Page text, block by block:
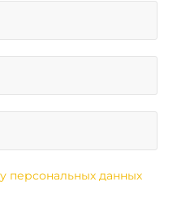
персональных данных